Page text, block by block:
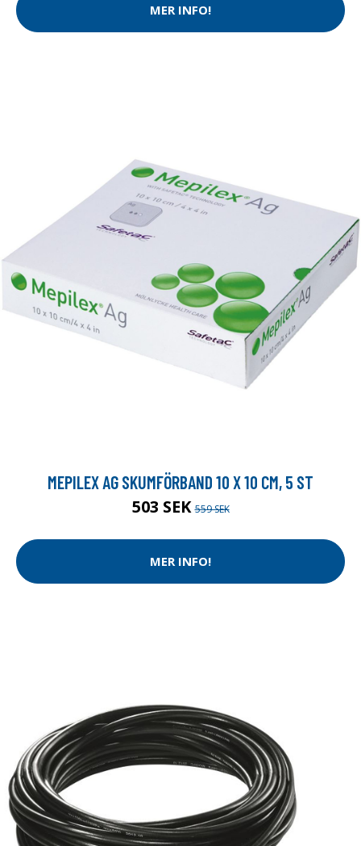
MER INFO!
MEPILEX AG SKUMFÖRBAND 10 X 10 CM, 5 ST
503 SEK559 SEK
MER INFO!